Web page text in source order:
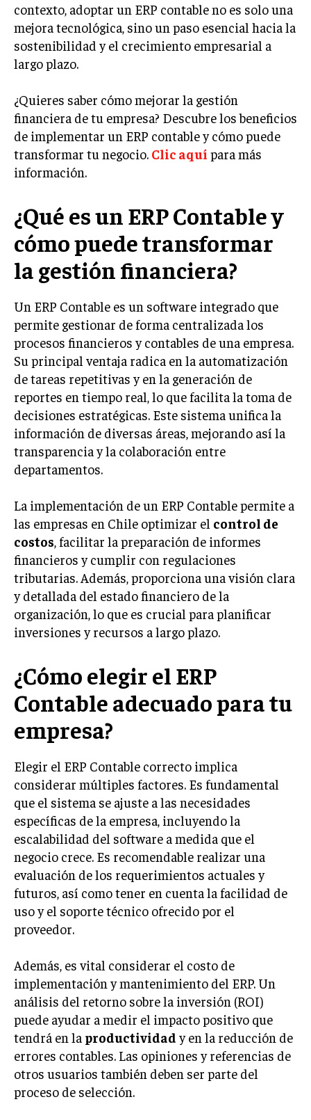
PUBLICIDAD
VENTAS Y PERSUASIÓN
GESTIÓN DE PRODUCTOS
COMUNICACIÓN CORPORATIVA
GESTIÓN DE MARCA
INVESTIGACIÓN DE MERCADO
ANÁLISIS DE COMPETENCIA
EMPRENDIMIENTO
INNOVACIÓN EMPRESARIAL
GESTIÓN DEL CAMBIO
HABILIDADES DIRECTIVAS
EMPRENDIMIENTO
PLANIFICACIÓN EMPRESARIAL
FINANZAS
FINANZAS Y CONTABILIDAD
GESTIÓN DE RECURSOS FINANCIEROS
INVERSIONES Y MERCADOS FINANCIEROS
CONTABILIDAD EMPRESARIAL
ECONOMÍA EMPRESARIAL
INTERNACIONAL
NEGOCIOS INTERNACIONALES
COMERCIO INTERNACIONAL
EXPANSIÓN GLOBAL
ALIANZAS ESTRATÉGICAS
TECNOLOGIA
SOSTENIBILIDAD Y MEDIO AMBIENTE
TRANSFORMACIÓN DIGITAL
ANALÍTICA EMPRESARIAL Y BUSINESS
INTELLIGENCE
CIBERSEGURIDAD EMPRESARIAL
ESTRATEGIA
EMPRESAS FAMILIARES Y SUCESIÓN
GESTIÓN DEL RIESGO EMPRESARIAL
DERECHO EMPRESARIAL Y REGULACIONES
ÉXITO EMPRESARIAL Y CASOS DE ESTUDIO
GOBIERNO CORPORATIVO
NEGOCIOS
ESTRATEGIAS DE NEGOCIOS
MARKETING B2B
contexto, adoptar un ERP contable no es solo una
mejora tecnológica, sino un paso esencial hacia la
sostenibilidad y el crecimiento empresarial a
largo plazo.
¿Quieres saber cómo mejorar la gestión
financiera de tu empresa? Descubre los beneficios
de implementar un ERP contable y cómo puede
transformar tu negocio. Clic aquí para más
información.
¿Qué es un ERP Contable y
cómo puede transformar
la gestión financiera?
Un ERP Contable es un software integrado que
permite gestionar de forma centralizada los
procesos financieros y contables de una empresa.
Su principal ventaja radica en la automatización
de tareas repetitivas y en la generación de
reportes en tiempo real, lo que facilita la toma de
decisiones estratégicas. Este sistema unifica la
información de diversas áreas, mejorando así la
transparencia y la colaboración entre
departamentos.
La implementación de un ERP Contable permite a
las empresas en Chile optimizar el control de
costos, facilitar la preparación de informes
financieros y cumplir con regulaciones
tributarias. Además, proporciona una visión clara
y detallada del estado financiero de la
organización, lo que es crucial para planificar
inversiones y recursos a largo plazo.
¿Cómo elegir el ERP
Contable adecuado para tu
empresa?
Elegir el ERP Contable correcto implica
considerar múltiples factores. Es fundamental
que el sistema se ajuste a las necesidades
específicas de la empresa, incluyendo la
escalabilidad del software a medida que el
negocio crece. Es recomendable realizar una
evaluación de los requerimientos actuales y
futuros, así como tener en cuenta la facilidad de
uso y el soporte técnico ofrecido por el
proveedor.
Además, es vital considerar el costo de
implementación y mantenimiento del ERP. Un
análisis del retorno sobre la inversión (ROI)
puede ayudar a medir el impacto positivo que
tendrá en la productividad y en la reducción de
errores contables. Las opiniones y referencias de
otros usuarios también deben ser parte del
proceso de selección.